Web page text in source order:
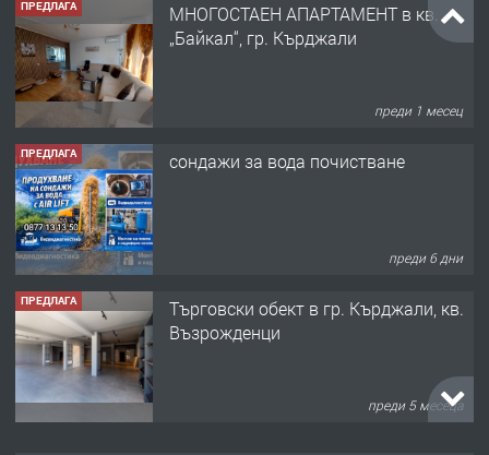
ПРЕДЛАГА сондажи за вода почистване
преди 6 дни
ПРЕДЛАГА
Tърговски обект в гр. Кърджали, кв.
преди 5 месеца
ПРЕДЛАГА търсим общ работник
преди 6 месеца